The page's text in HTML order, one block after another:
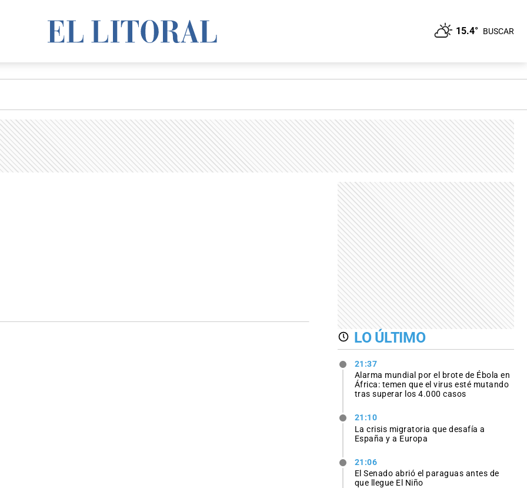
15.4° BUSCAR
LO ÚLTIMO
21:37
Alarma mundial por el brote de Ébola en
África: temen que el virus esté mutando
tras superar los 4.000 casos
21:10
La crisis migratoria que desafía a
España y a Europa
21:06
El Senado abrió el paraguas antes de
que llegue El Niño